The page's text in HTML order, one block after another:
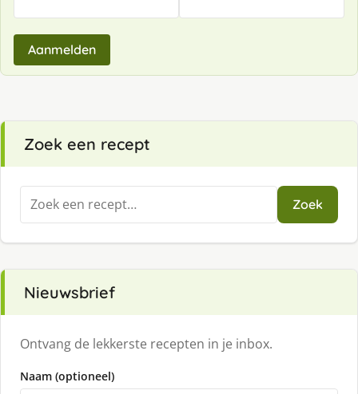
Aanmelden
Zoek een recept
Zoeken
naar:
Zoek
Nieuwsbrief
Ontvang de lekkerste recepten in je inbox.
Naam (optioneel)